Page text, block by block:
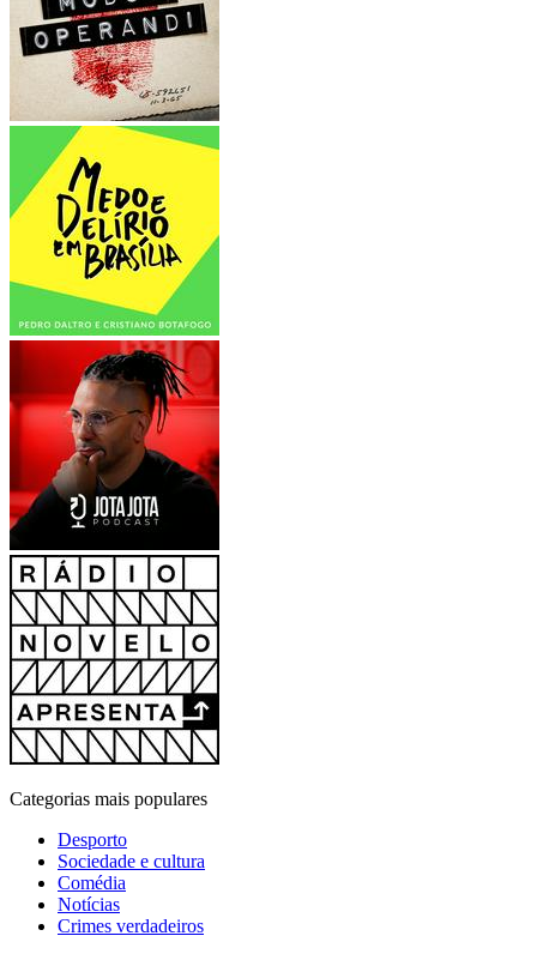
Categorias mais populares
Desporto
Sociedade e cultura
Comédia
Notícias
Crimes verdadeiros